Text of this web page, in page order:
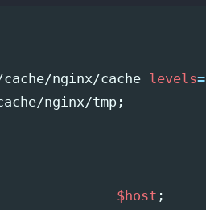
nginx/cache
levels=
nginx/tmp
;
Host
$host ;